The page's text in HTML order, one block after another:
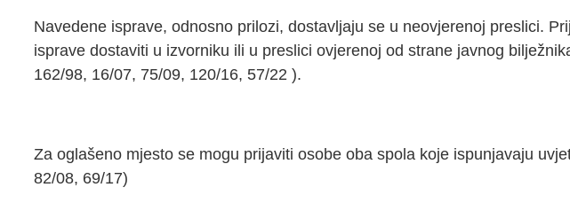
Navedene isprave, odnosno prilozi, dostavljaju se u neovjerenoj preslici.
isprave dostaviti u izvorniku ili u preslici ovjerenoj od strane javnog
162/98, 16/07, 75/09, 120/16, 57/22 ).
Za oglašeno mjesto se mogu prijaviti osobe oba spola koje ispunjavaju
82/08, 69/17)